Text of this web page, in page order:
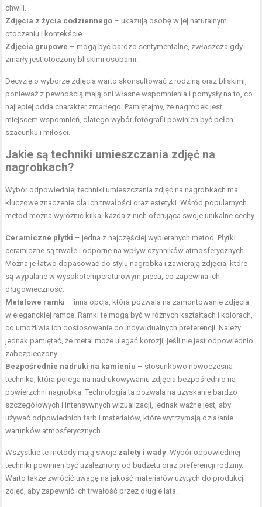
chwili.
Zdjęcia z życia codziennego – ukazują osobę w jej naturalnym
otoczeniu i kontekście.
Zdjęcia grupowe – mogą być bardzo sentymentalne, zwłaszcza gdy
zmarły jest otoczony bliskimi osobami.
Decyzję o wyborze zdjęcia warto skonsultować z rodziną oraz bliskimi,
ponieważ z pewnością mają oni własne wspomnienia i pomysły na to, co
najlepiej odda charakter zmarłego. Pamiętajmy, że nagrobek jest
miejscem wspomnień, dlatego wybór fotografii powinien być pełen
szacunku i miłości.
Jakie są techniki umieszczania zdjęć na
nagrobkach?
Wybór odpowiedniej techniki umieszczania zdjęć na nagrobkach ma
kluczowe znaczenie dla ich trwałości oraz estetyki. Wśród popularnych
metod można wyróżnić kilka, każda z nich oferująca swoje unikalne cechy.
Ceramiczne płytki – jedna z najczęściej wybieranych metod. Płytki
ceramiczne są trwałe i odporne na wpływ czynników atmosferycznych.
Można je łatwo dopasować do stylu nagrobka i zawierają zdjęcia, które
są wypalane w wysokotemperaturowym piecu, co zapewnia ich
długowieczność.
Metalowe ramki – inna opcja, która pozwala na zamontowanie zdjęcia
w eleganckiej ramce. Ramki te mogą być w różnych kształtach i kolorach,
co umożliwia ich dostosowanie do indywidualnych preferencji. Należy
jednak pamiętać, że metal może ulegać korozji, jeśli nie jest odpowiednio
zabezpieczony.
Bezpośrednie nadruki na kamieniu – stosunkowo nowoczesna
technika, która polega na nadrukowywaniu zdjęcia bezpośrednio na
powierzchni nagrobka. Technologia ta pozwala na uzyskanie bardzo
szczegółowych i intensywnych wizualizacji, jednak ważne jest, aby
używać odpowiednich farb i materiałów, które wytrzymają działanie
warunków atmosferycznych.
Wszystkie te metody mają swoje zalety i wady . Wybór odpowiedniej
techniki powinien być uzależniony od budżetu oraz preferencji rodziny.
Warto także zwrócić uwagę na jakość materiałów użytych do produkcji
zdjęć, aby zapewnić ich trwałość przez długie lata.